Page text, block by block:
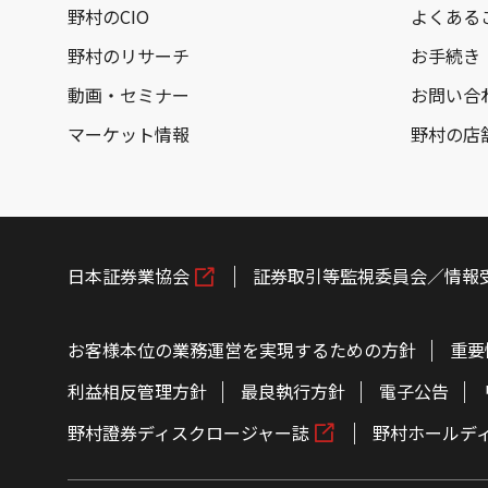
野村のCIO
野村のリサーチ
動画・セミナー
マーケット情報
よくある
お手続き
お問い合
野村の店
日本証券業協会 証券取引等監視委員会／情報
お客様本位の業務運営を実現するための方針
重
利益相反管理方針
最良執行方針 電子公告
野村證券ディスクロージャー誌
野村ホールデ